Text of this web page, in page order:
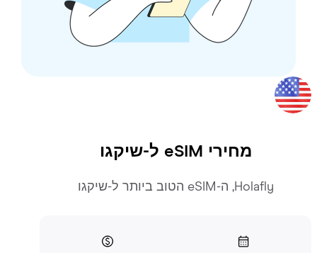
מחירי eSIM ל- שיקגו
Holafly, ה-eSIM הטוב ביותר ל-שיקגו